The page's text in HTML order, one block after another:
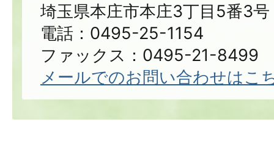
埼玉県本庄市本庄3丁目5番3号
電話：0495-25-1154
ファックス：0495-21-8499
メールでのお問い合わせはこ